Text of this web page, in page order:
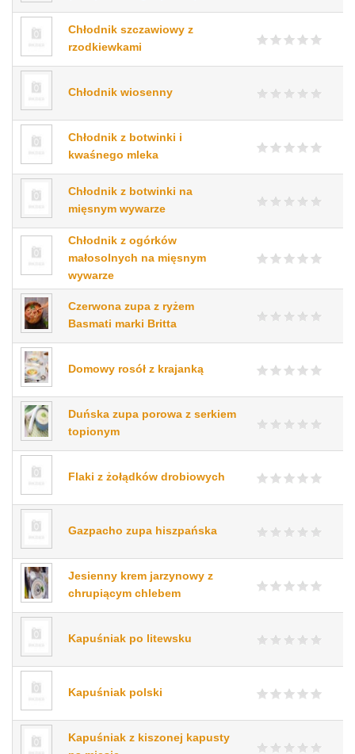
Chłodnik szczawiowy z
rzodkiewkami
Chłodnik wiosenny
Chłodnik z botwinki i
kwaśnego mleka
Chłodnik z botwinki na
mięsnym wywarze
Chłodnik z ogórków
małosolnych na mięsnym
wywarze
Czerwona zupa z ryżem
Basmati marki Britta
Domowy rosół z krajanką
Duńska zupa porowa z serkiem
topionym
Flaki z żołądków drobiowych
Gazpacho zupa hiszpańska
Jesienny krem jarzynowy z
chrupiącym chlebem
Kapuśniak po litewsku
Kapuśniak polski
Kapuśniak z kiszonej kapusty